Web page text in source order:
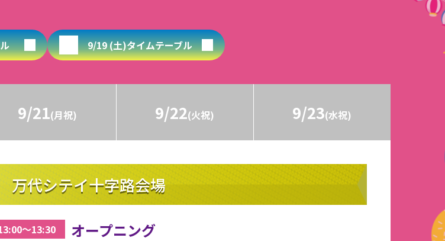
9/19 (土)タイムテーブル
9/21(月祝) 9/22(火祝) 9/23(水祝)
万代シテイ十字路会場
〜13:30 オープニング